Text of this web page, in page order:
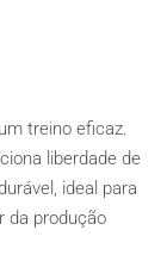
treino eficaz.
liberdade de
ideal para
da produção